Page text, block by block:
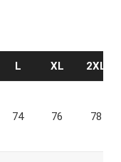
L XL 2XL
74 76 78